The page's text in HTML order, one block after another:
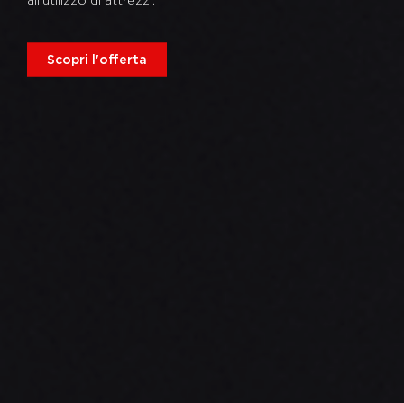
Scopri l'offerta